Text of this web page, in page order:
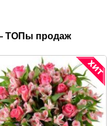
ТОПы продаж